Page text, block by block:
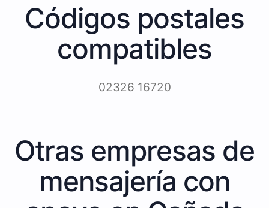
Códigos postales
compatibles
02326 16720
Otras empresas de
mensajería con